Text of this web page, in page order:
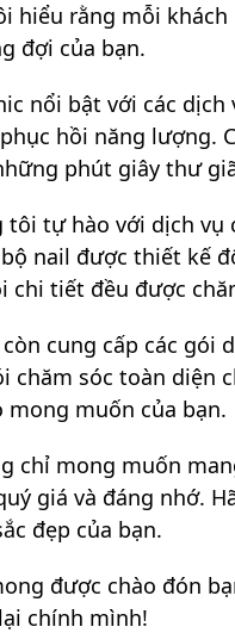
hiểu rằng mỗi
đợi của bạn.
nổi bật với các
hồi năng lượng.
phút giây thư
tự hào với dịch vụ
nail được thiết kế
chi tiết đều được
còn cung cấp các
chăm sóc toàn diện
mong muốn của bạn.
chỉ mong muốn
giá và đáng nhớ.
đẹp của bạn.
được chào đón
chính mình!